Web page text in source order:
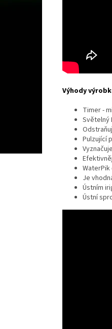
Výhody
Timer -
Světelný
Pulzující
Je
Ústním
Ústní